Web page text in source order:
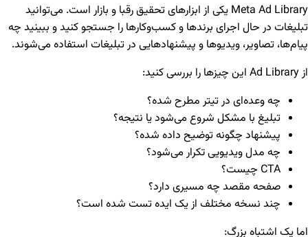
Meta Ad Library یکی از ابزارهای تحقیق رقبا و بازار است. می‌توانید
تبلیغات در حال اجرای برندها و کسب‌وکارها را جستجو کنید و ببینید چه
پیام‌ها، تصاویر، ویدیوها و پیشنهادهایی در تبلیغات استفاده می‌شوند.
از Ad Library این چیزها را بررسی کنید:
چه وعده‌ای در تیتر مطرح شده؟
تبلیغ با مشکل شروع می‌شود یا نتیجه؟
پیشنهاد چگونه توضیح داده شده؟
چه مدل ویدیویی تکرار می‌شود؟
CTA چیست؟
صفحه مقصد چه مسیری دارد؟
چند نسخه مختلف از یک ایده تست شده است؟
اما یک اشتباه بزرگ: